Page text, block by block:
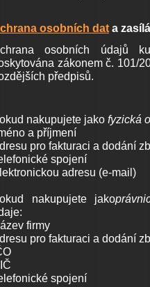
osobních dat a
osobních údajů
zákonem č. 101/
předpisů.
nakupujete jako fyzická
a příjmení
pro fakturaci a dodání
spojení
adresu (e-mail)
nakupujete jako
firmy
pro fakturaci a dodání
spojení